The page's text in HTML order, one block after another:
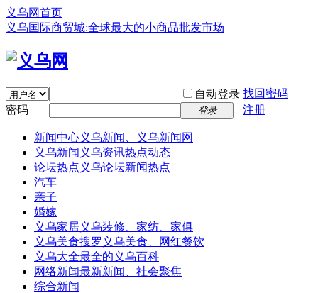
义乌网首页
义乌国际商贸城:全球最大的小商品批发市场
自动登录 找回密码
密码
登录 注册
新闻中心义乌新闻、义乌新闻网
义乌新闻 义乌资讯热点动态
论坛热点 义乌论坛新闻热点
汽车
亲子
婚嫁
义乌家居义乌装修、家纺、家俱
义乌美食搜罗义乌美食、网红餐饮
义乌大全最全的义乌百科
网络新闻最新新闻、社会聚焦
综合新闻